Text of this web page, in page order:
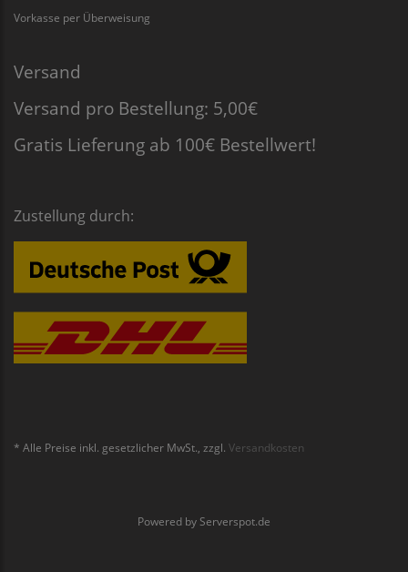
Vorkasse per Überweisung
Versand
Versand pro Bestellung: 5,00€
Gratis Lieferung ab 100€ Bestellwert!
Zustellung durch:
* Alle Preise inkl. gesetzlicher MwSt., zzgl. Versandkosten
Powered by Serverspot.de